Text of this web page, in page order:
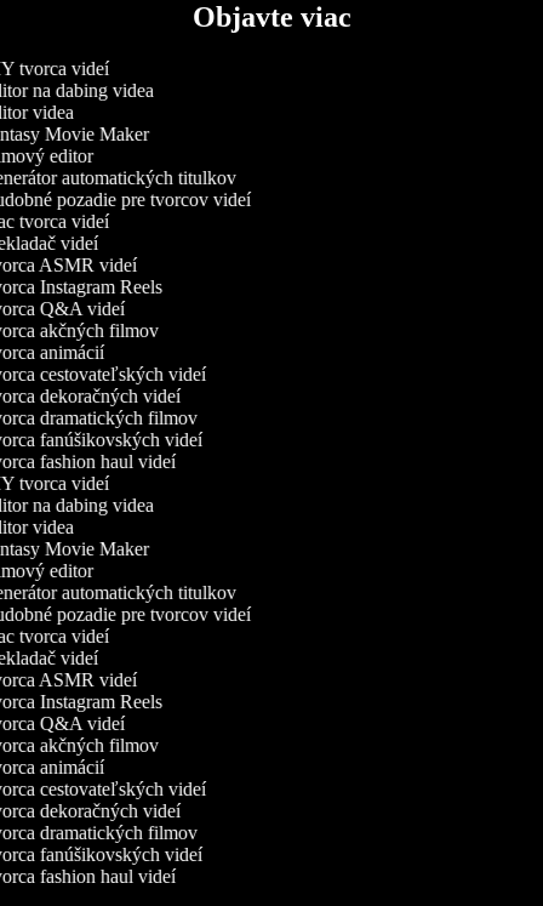
Objavte viac
tvorca videí
na dabing videa
videa
Movie Maker
editor
automatických titulkov
pozadie pre tvorcov videí
tvorca videí
videí
ASMR videí
Instagram Reels
Q&A videí
akčných filmov
animácií
cestovateľských videí
dekoračných videí
dramatických filmov
fanúšikovských videí
fashion haul videí
tvorca videí
na dabing videa
videa
Movie Maker
editor
automatických titulkov
pozadie pre tvorcov videí
tvorca videí
videí
ASMR videí
Instagram Reels
Q&A videí
akčných filmov
animácií
cestovateľských videí
dekoračných videí
dramatických filmov
fanúšikovských videí
fashion haul videí